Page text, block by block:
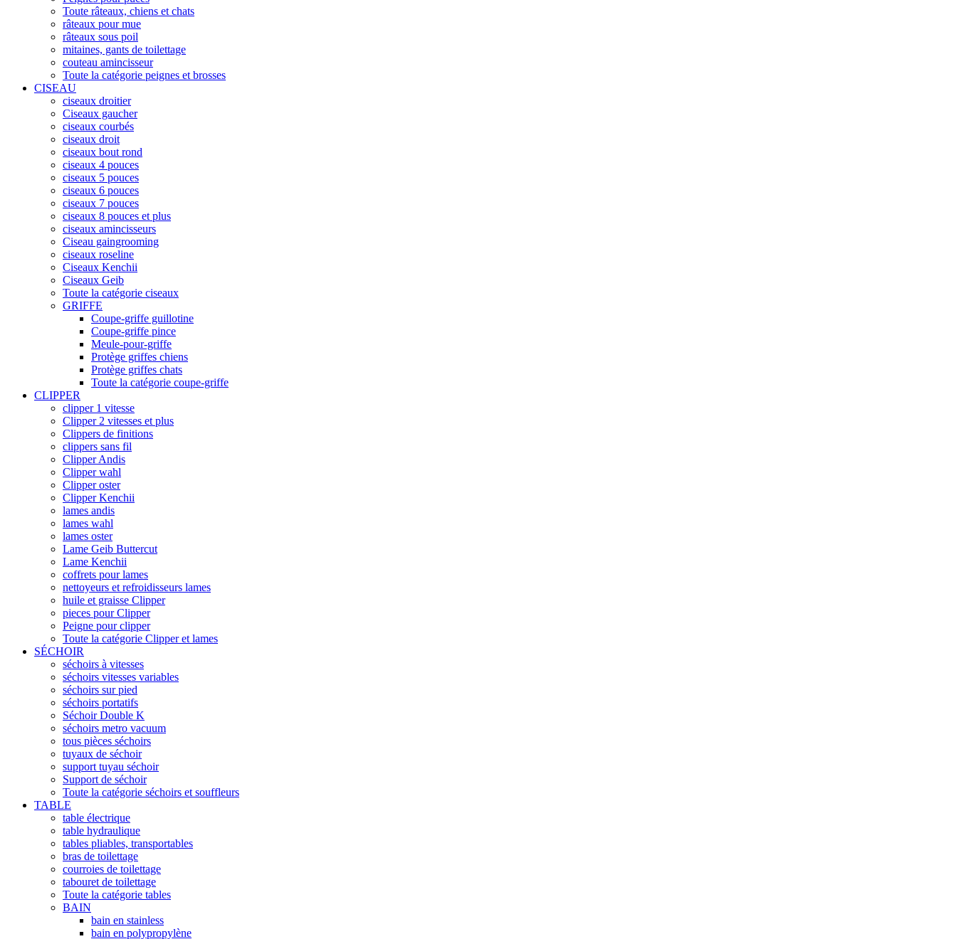
Toute râteaux, chiens et chats
râteaux pour mue
râteaux sous poil
mitaines, gants de toilettage
couteau amincisseur
Toute la catégorie peignes et brosses
CISEAU
ciseaux droitier
Ciseaux gaucher
ciseaux courbés
ciseaux droit
ciseaux bout rond
ciseaux 4 pouces
ciseaux 5 pouces
ciseaux 6 pouces
ciseaux 7 pouces
ciseaux 8 pouces et plus
ciseaux amincisseurs
Ciseau gaingrooming
ciseaux roseline
Ciseaux Kenchii
Ciseaux Geib
Toute la catégorie ciseaux
GRIFFE
Coupe-griffe guillotine
Coupe-griffe pince
Meule-pour-griffe
Protège griffes chiens
Protège griffes chats
Toute la catégorie coupe-griffe
CLIPPER
clipper 1 vitesse
Clipper 2 vitesses et plus
Clippers de finitions
clippers sans fil
Clipper Andis
Clipper wahl
Clipper oster
Clipper Kenchii
lames andis
lames wahl
lames oster
Lame Geib Buttercut
Lame Kenchii
coffrets pour lames
nettoyeurs et refroidisseurs lames
huile et graisse Clipper
pieces pour Clipper
Peigne pour clipper
Toute la catégorie Clipper et lames
SÉCHOIR
séchoirs à vitesses
séchoirs vitesses variables
séchoirs sur pied
séchoirs portatifs
Séchoir Double K
séchoirs metro vacuum
tous pièces séchoirs
tuyaux de séchoir
support tuyau séchoir
Support de séchoir
Toute la catégorie séchoirs et souffleurs
TABLE
table électrique
table hydraulique
tables pliables, transportables
bras de toilettage
courroies de toilettage
tabouret de toilettage
Toute la catégorie tables
BAIN
bain en stainless
bain en polypropylène